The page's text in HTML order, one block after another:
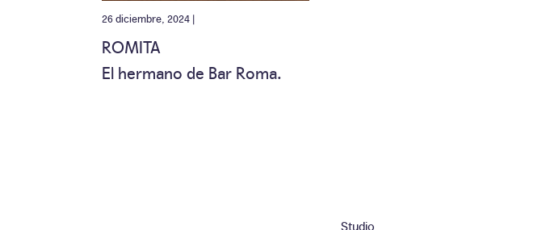
26 diciembre, 2024 |
ROMITA
El hermano de Bar Roma.
Studio